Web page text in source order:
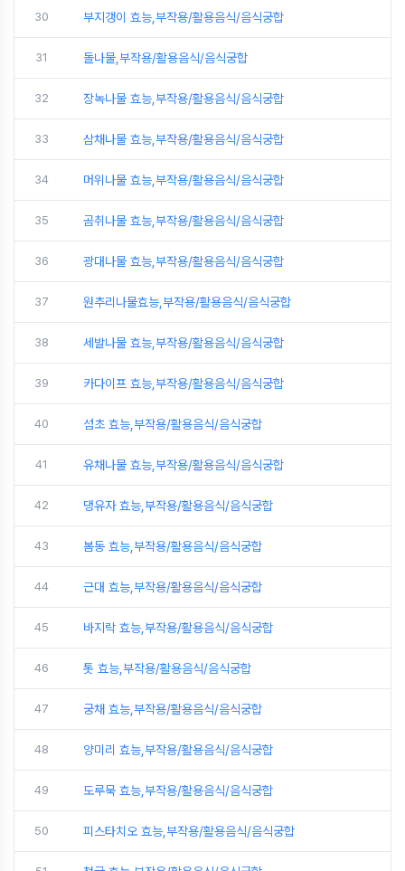
30 부지갱이 효능,부작용/활용음식/음식궁합
31 돌나물,부작용/활용음식/음식궁합
32 장녹나물 효능,부작용/활용음식/음식궁합
33 삼채나물 효능,부작용/활용음식/음식궁합
34 머위나물 효능,부작용/활용음식/음식궁합
35 곰취나물 효능,부작용/활용음식/음식궁합
36 광대나물 효능,부작용/활용음식/음식궁합
37 원추리나물효능,부작용/활용음식/음식궁합
38 세발나물 효능,부작용/활용음식/음식궁합
39 카다이프 효능,부작용/활용음식/음식궁합
40 섬초 효능,부작용/활용음식/음식궁합
41 유채나물 효능,부작용/활용음식/음식궁합
42 댕유자 효능,부작용/활용음식/음식궁합
43 봄동 효능,부작용/활용음식/음식궁합
44 근대 효능,부작용/활용음식/음식궁합
45 바지락 효능,부작용/활용음식/음식궁합
46 톳 효능,부작용/활용음식/음식궁합
47 궁채 효능,부작용/활용음식/음식궁합
48 양미리 효능,부작용/활용음식/음식궁합
49 도루묵 효능,부작용/활용음식/음식궁합
50 피스타치오 효능,부작용/활용음식/음식궁합